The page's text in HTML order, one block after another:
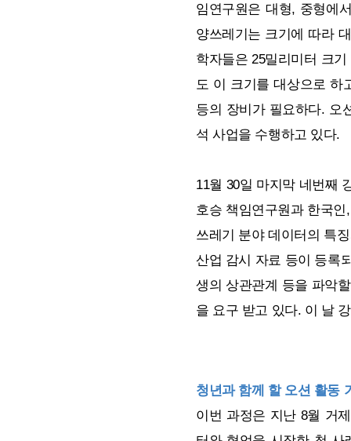
임연구원은 대형, 중형에
양쓰레기는 크기에 따라
학자들은 25밀리미터 크
도 이 크기를 대상으로 하
등의 장비가 필요하다. 오
석 사업을 수행하고 있다.
11월 30일 마지막 네번째
호승 책임연구원과 한국인
쓰레기 분야 데이터의 특
산업 감시 자료 등이 등록
생의 상관관계 등을 파악
을 요구 받고 있다. 이 날
청년과 함께 할 오션 활동
이번 과정은 지난 8월 거